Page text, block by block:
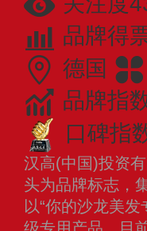
品牌得
德国
品牌指
口碑指
汉高(中国)投资
头为品牌标志，
以“你的沙龙美